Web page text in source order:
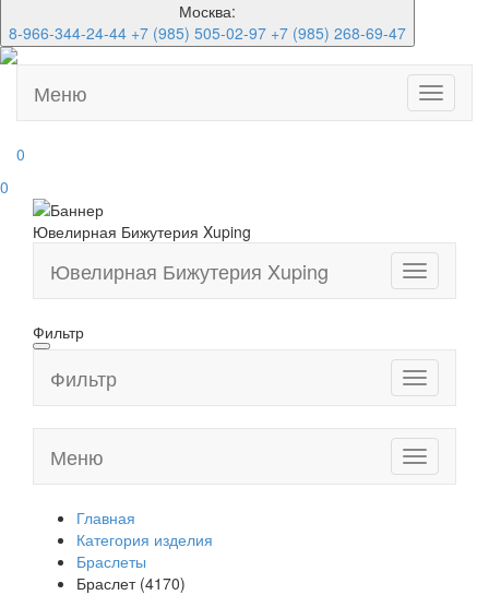
Москва:
8-966-344-24-44 +7 (985) 505-02-97 +7 (985) 268-69-47
Toggle
Меню
0
0
Ювелирная Бижутерия Xuping
Toggle
navigation
Ювелирная Бижутерия Xuping
Фильтр
Toggle
navigation
Фильтр
Toggle
navigation
Меню
Главная
Категория изделия
Браслеты
Браслет (4170)